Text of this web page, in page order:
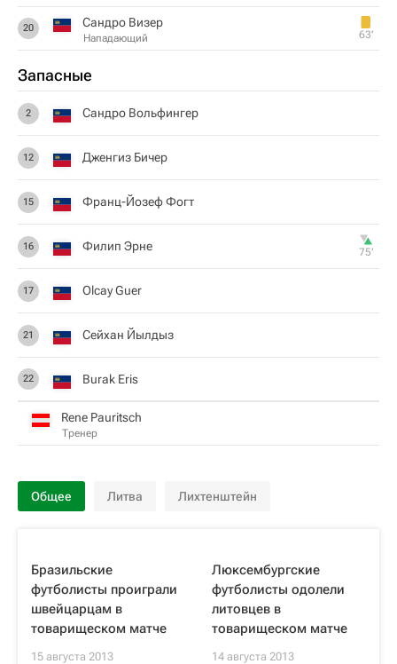
20 Сандро Визер
Нападающий 63‎’‎
Запасные
2 Сандро Вольфингер
12 Дженгиз Бичер
15 Франц-Йозеф Фогт
16 Филип Эрне 75‎’‎
17 Olcay Guer
21 Сейхан Йылдыз
22 Burak Eris
Rene Pauritsch
Тренер
Общее Литва Лихтенштейн
Бразильские
футболисты проиграли
швейцарцам в
товарищеском матче
15 августа 2013
Люксембургские
футболисты одолели
литовцев в
товарищеском матче
14 августа 2013